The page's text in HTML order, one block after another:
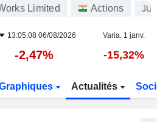
Limited Actions
13:05:08 06/08/2026 Varia. 1 janv.
-2,47% -15,32%
Actualités